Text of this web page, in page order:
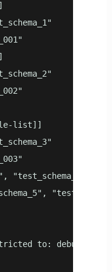
list]]
"test_schema_2"]
to: debug/